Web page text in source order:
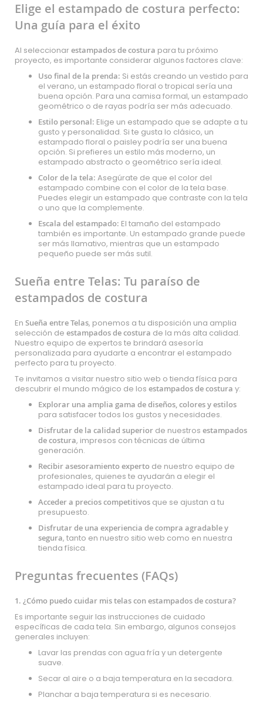
Elige el estampado de costura perfecto:
Una guía para el éxito
Al seleccionarestampados de costura para tu próximo
proyecto, es importante considerar algunos factores clave:
Uso final de la prenda: Si estás creando un vestido para
el verano, un estampado floral o tropical sería una
buena opción. Para una camisa formal, un estampado
geométrico o de rayas podría ser más adecuado.
Estilo personal: Elige un estampado que se adapte a tu
gusto y personalidad. Si te gusta lo clásico, un
estampado floral o paisley podría ser una buena
opción. Si prefieres un estilo más moderno, un
estampado abstracto o geométrico sería ideal.
Color de la tela: Asegúrate de que el color del
estampado combine con el color de la tela base.
Puedes elegir un estampado que contraste con la tela
o uno que la complemente.
Escala del estampado: El tamaño del estampado
también es importante. Un estampado grande puede
ser más llamativo, mientras que un estampado
pequeño puede ser más sutil.
Sueña entre Telas: Tu paraíso de
estampados de costura
En Sueña entre Telas, ponemos a tu disposición una amplia
selección de estampados de costura de la más alta calidad.
Nuestro equipo de expertos te brindará asesoría
personalizada para ayudarte a encontrar el estampado
perfecto para tu proyecto.
Te invitamos a visitar nuestro sitio web o tienda física para
descubrir el mundo mágico de los estampados de costura y:
Explorar una amplia gama de diseños, colores y estilos
para satisfacer todos los gustos y necesidades.
Disfrutar de la calidad superior de nuestros estampados
de costura, impresos con técnicas de última
generación.
Recibir asesoramiento experto de nuestro equipo de
profesionales, quienes te ayudarán a elegir el
estampado ideal para tu proyecto.
Acceder a precios competitivos que se ajustan a tu
presupuesto.
Disfrutar de una experiencia de compra agradable y
segura, tanto en nuestro sitio web como en nuestra
tienda física.
Preguntas frecuentes (FAQs)
1. ¿Cómo puedo cuidar mis telas con estampados de costura?
Es importante seguir las instrucciones de cuidado
específicas de cada tela. Sin embargo, algunos consejos
generales incluyen:
Lavar las prendas con agua fría y un detergente
suave.
Secar al aire o a baja temperatura en la secadora.
Planchar a baja temperatura si es necesario.